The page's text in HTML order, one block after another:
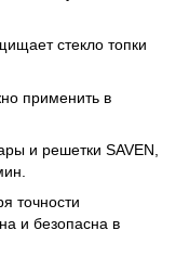
стекло топки
применить в
и решетки SAVEN,
точности
и безопасна в